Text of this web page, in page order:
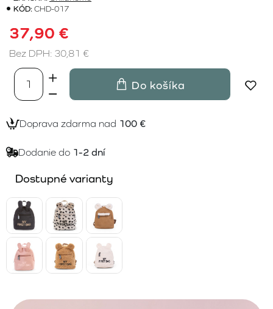
KÓD:CHD-017
37,90 €
Bez DPH: 30,81 €
Do košíka
Doprava zdarma nad 100 €
Dodanie do 1-2 dní
Dostupné varianty